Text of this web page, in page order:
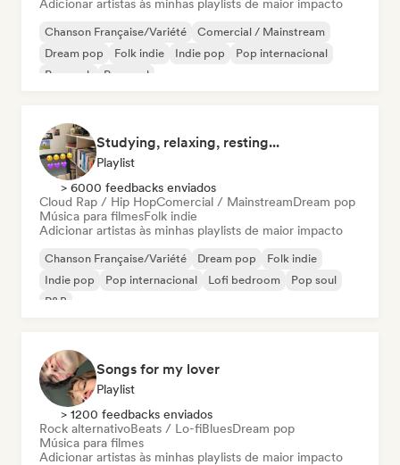
Adicionar artistas às minhas playlists de maior impacto
Chanson Française/Variété
Comercial / Mainstream
Dream pop
Folk indie Indie pop
Pop internacional
Pop rock
Pop soul
Studying, relaxing, resting...
Playlist
> 6000 feedbacks enviados
Cloud Rap / Hip HopComercial / MainstreamDream pop
Música para filmesFolk indie
Adicionar artistas às minhas playlists de maior impacto
Chanson Française/Variété Dream pop
Folk indie
Indie pop
Pop internacional Lofi bedroom
Pop soul
R&B
Songs for my lover
Playlist
> 1200 feedbacks enviados
Rock alternativoBeats / Lo-fiBluesDream pop
Música para filmes
Adicionar artistas às minhas playlists de maior impacto